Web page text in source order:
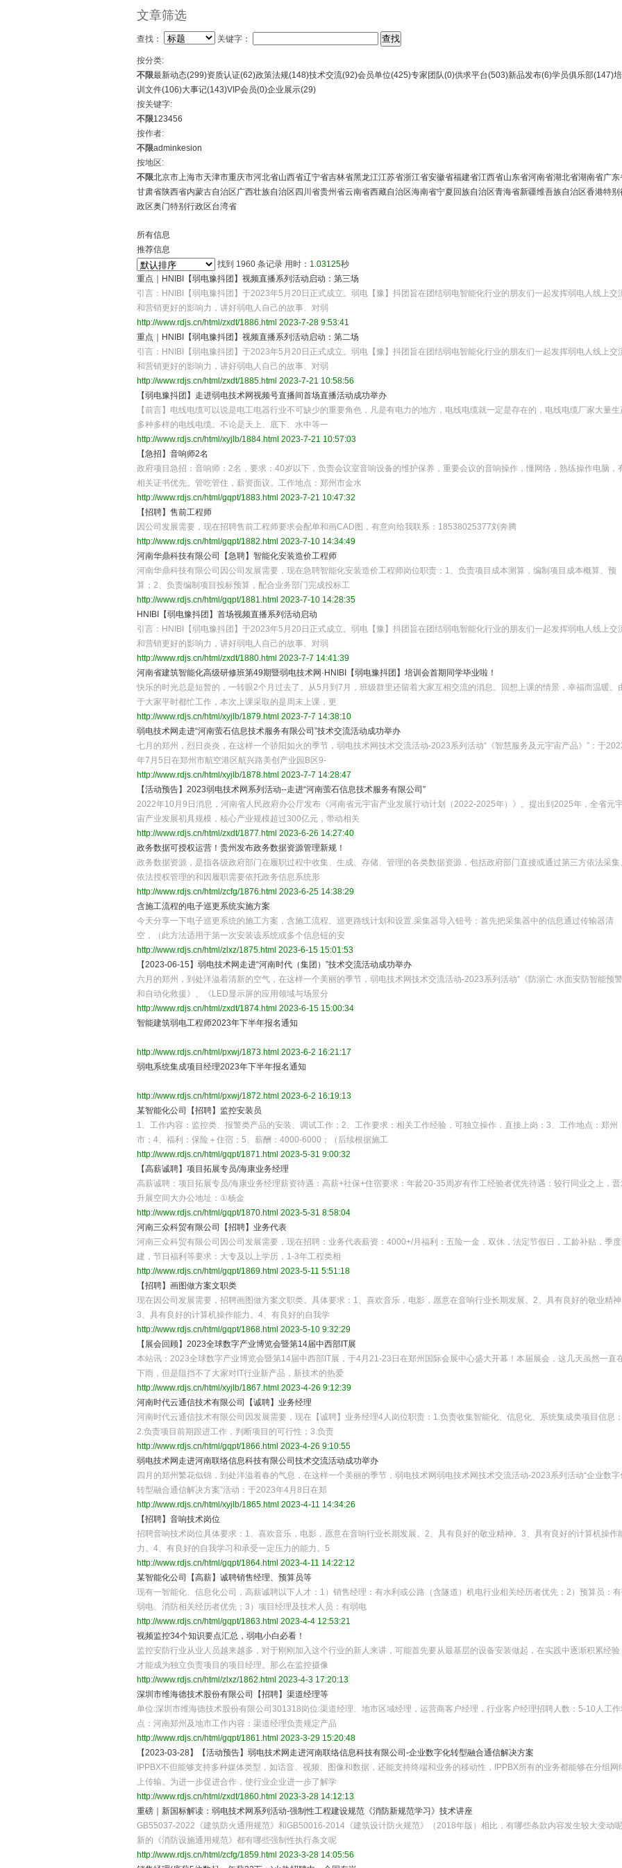
文章筛选
查找： 关键字：
按分类:
不限最新动态(299)资质认证(62)政策法规(148)技术交流(92)会员单位(425)专家团队(0)供求平台(503)新品发布(6)学员俱乐部(147)培
训文件(106)大事记(143)VIP会员(0)企业展示(29)
按关键字:
不限123456
按作者:
不限admin kesion
按地区:
不限北京市上海市天津市重庆市河北省山西省辽宁省吉林省黑龙江江苏省浙江省安徽省福建省江西省山东省河南省湖北省湖南省广东
甘肃省陕西省内蒙古自治区广西壮族自治区 四川省贵州省云南省西藏自治区海南省宁夏回族自治区青海省新疆维吾族自治区香港特别
政区奥门特别行政区台湾省
所有信息
推荐信息
找到 1960 条记录 用时： 1.03125秒
重点｜HNIBI【弱电豫抖团】视频直播系列活动启动：第三场
引言：HNIBI【弱电豫抖团】于2023年5月20日正式成立。弱电【豫】抖团旨在团结弱电智能化行业的朋友们一起发挥弱电人线上交
和营销更好的影响力，讲好弱电人自己的故事、对弱
http://www.rdjs.cn/html/zxdt/1886.html 2023-7-28 9:53:41
重点｜HNIBI【弱电豫抖团】视频直播系列活动启动：第二场
引言：HNIBI【弱电豫抖团】于2023年5月20日正式成立。弱电【豫】抖团旨在团结弱电智能化行业的朋友们一起发挥弱电人线上交
和营销更好的影响力，讲好弱电人自己的故事、对弱
http://www.rdjs.cn/html/zxdt/1885.html 2023-7-21 10:58:56
【弱电豫抖团】走进弱电技术网视频号直播间首场直播活动成功举办
【前言】电线电缆可以说是电工电器行业不可缺少的重要角色，凡是有电力的地方，电线电缆就一定是存在的，电线电缆厂家大量生
多种多样的电线电缆。不论是天上、底下、水中等一
http://www.rdjs.cn/html/xyjlb/1884.html 2023-7-21 10:57:03
【急招】音响师2名
政府项目急招：音响师：2名，要求：40岁以下，负责会议室音响设备的维护保养，重要会议的音响操作，懂网络，熟练操作电脑，
相关证书优先。管吃管住，薪资面议。工作地点：郑州市金水
http://www.rdjs.cn/html/gqpt/1883.html 2023-7-21 10:47:32
【招聘】售前工程师
因公司发展需要，现在招聘售前工程师要求会配单和画CAD图，有意向给我联系：18538025377刘奔腾
http://www.rdjs.cn/html/gqpt/1882.html 2023-7-10 14:34:49
河南华鼎科技有限公司【急聘】智能化安装造价工程师
河南华鼎科技有限公司因公司发展需要，现在急聘智能化安装造价工程师岗位职责：1、负责项目成本测算，编制项目成本概算、预
算；2、负责编制项目投标预算，配合业务部门完成投标工
http://www.rdjs.cn/html/gqpt/1881.html 2023-7-10 14:28:35
HNIBI【弱电豫抖团】首场视频直播系列活动启动
引言：HNIBI【弱电豫抖团】于2023年5月20日正式成立。弱电【豫】抖团旨在团结弱电智能化行业的朋友们一起发挥弱电人线上交
和营销更好的影响力，讲好弱电人自己的故事、对弱
http://www.rdjs.cn/html/zxdt/1880.html 2023-7-7 14:41:39
河南省建筑智能化高级研修班第49期暨弱电技术网·HNIBI【弱电豫抖团】培训会首期同学毕业啦！
快乐的时光总是短暂的，一转眼2个月过去了。从5月到7月，班级群里还留着大家互相交流的消息。回想上课的情景，幸福而温暖。
于大家平时都忙工作，本次上课采取的是周末上课，更
http://www.rdjs.cn/html/xyjlb/1879.html 2023-7-7 14:38:10
弱电技术网走进“河南萤石信息技术服务有限公司”技术交流活动成功举办
七月的郑州，烈日炎炎，在这样一个骄阳如火的季节，弱电技术网技术交流活动-2023系列活动“《智慧服务及元宇宙产品》”：于
年7月5日在郑州市航空港区航兴路美创产业园B区9-
http://www.rdjs.cn/html/xyjlb/1878.html 2023-7-7 14:28:47
【活动预告】2023弱电技术网系列活动--走进“河南萤石信息技术服务有限公司”
2022年10月9日消息，河南省人民政府办公厅发布《河南省元宇宙产业发展行动计划（2022-2025年）》。提出到2025年，全省元
宙产业发展初具规模，核心产业规模超过300亿元，带动相关
http://www.rdjs.cn/html/zxdt/1877.html 2023-6-26 14:27:40
政务数据可授权运营！贵州发布政务数据资源管理新规！
政务数据资源，是指各级政府部门在履职过程中收集、生成、存储、管理的各类数据资源，包括政府部门直接或通过第三方依法采集
依法授权管理的和因履职需要依托政务信息系统形
http://www.rdjs.cn/html/zcfg/1876.html 2023-6-25 14:38:29
含施工流程的电子巡更系统实施方案
今天分享一下电子巡更系统的施工方案，含施工流程。巡更路线计划和设置.采集器导入钮号：首先把采集器中的信息通过传输器清
空，（此方法适用于第一次安装该系统或多个信息钮的安
http://www.rdjs.cn/html/zlxz/1875.html 2023-6-15 15:01:53
【2023-06-15】弱电技术网走进“河南时代（集团）”技术交流活动成功举办
六月的郑州，到处洋溢着清新的空气，在这样一个美丽的季节，弱电技术网技术交流活动-2023系列活动“《防溺亡·水面安防智能预警
和自动化救援》、《LED显示屏的应用领域与场景分
http://www.rdjs.cn/html/zxdt/1874.html 2023-6-15 15:00:34
智能建筑弱电工程师2023年下半年报名通知
http://www.rdjs.cn/html/pxwj/1873.html 2023-6-2 16:21:17
弱电系统集成项目经理2023年下半年报名通知
http://www.rdjs.cn/html/pxwj/1872.html 2023-6-2 16:19:13
某智能化公司【招聘】监控安装员
1、工作内容：监控类、报警类产品的安装、调试工作；2、工作要求：相关工作经验，可独立操作，直接上岗；3、工作地点：郑州
市；4、福利：保险＋住宿；5、薪酬：4000-6000；（后续根据施工
http://www.rdjs.cn/html/gqpt/1871.html 2023-5-31 9:00:32
【高薪诚聘】项目拓展专员/海康业务经理
高薪诚聘：项目拓展专员/海康业务经理薪资待遇：高薪+社保+住宿要求：年龄20-35周岁有作工‬经验者优先待遇：较行同‬业之上，
升‬展空间大办公地址：①杨金
http://www.rdjs.cn/html/gqpt/1870.html 2023-5-31 8:58:04
河南三众科贸有限公司【招聘】业务代表
河南三众科贸有限公司因公司发展需要，现在招聘：业务代表薪资：4000+/月福利：五险一金，双休，法定节假日，工龄补贴，季度
建，节日福利等要求：大专及以上学历，1-3年工程类相
http://www.rdjs.cn/html/gqpt/1869.html 2023-5-11 5:51:18
【招聘】画图做方案文职类
现在因公司发展需要，招聘画图做方案文职类。具体要求：1、喜欢音乐，电影，愿意在音响行业长期发展。2、具有良好的敬业精神
3、具有良好的计算机操作能力。4、有良好的自我学
http://www.rdjs.cn/html/gqpt/1868.html 2023-5-10 9:32:29
【展会回顾】2023全球数字产业博览会暨第14届中西部IT展
本站讯：2023全球数字产业博览会暨第14届中西部IT展，于4月21-23日在郑州国际会展中心盛大开幕！本届展会，这几天虽然一直
下雨，但是阻挡不了大家对IT行业新产品，新技术的热爱
http://www.rdjs.cn/html/xyjlb/1867.html 2023-4-26 9:12:39
河南时代云通信技术有限公司【诚聘】业务经理
河南时代云通信技术有限公司因发展需要，现在【诚聘】业务经理4人岗位职责：1.负责收集智能化、信息化、系统集成类项目信息；
2.负责项目前期跟进工作，判断项目的可行性；3.负责
http://www.rdjs.cn/html/gqpt/1866.html 2023-4-26 9:10:55
弱电技术网走进河南联络信息科技有限公司技术交流活动成功举办
四月的郑州繁花似锦，到处洋溢着春的气息，在这样一个美丽的季节，弱电技术网弱电技术网技术交流活动-2023系列活动“企业数字
转型融合通信解决方案”活动：于2023年4月8日在郑
http://www.rdjs.cn/html/xyjlb/1865.html 2023-4-11 14:34:26
【招聘】音响技术岗位
招聘音响技术岗位具体要求：1、喜欢音乐，电影，愿意在音响行业长期发展。2、具有良好的敬业精神。3、具有良好的计算机操作
力。4、有良好的自我学习和承受一定压力的能力。5
http://www.rdjs.cn/html/gqpt/1864.html 2023-4-11 14:22:12
某智能化公司【高薪】诚聘销售经理、预算员等
现有一智能化、信息化公司，高薪诚聘以下人才：1）销售经理：有水利或公路（含隧道）机电行业相关经历者优先；2）预算员：
弱电、消防相关经历者优先；3）项目经理及技术人员：有弱电
http://www.rdjs.cn/html/gqpt/1863.html 2023-4-4 12:53:21
视频监控34个知识要点汇总，弱电小白必看！
监控安防行业从业人员越来越多，对于刚刚加入这个行业的新人来讲，可能首先要从最基层的设备安装做起，在实践中逐渐积累经验
才能成为独立负责项目的项目经理。那么在监控摄像
http://www.rdjs.cn/html/zlxz/1862.html 2023-4-3 17:20:13
深圳市维海德技术股份有限公司【招聘】渠道经理等
单位:深圳市维海德技术股份有限公司301318岗位:渠道经理、地市区域经理，运营商客户经理，行业客户经理招聘人数：5-10人工
点：河南郑州及地市工作内容：渠道经理负责规定产品
http://www.rdjs.cn/html/gqpt/1861.html 2023-3-29 15:20:48
【2023-03-28】【活动预告】弱电技术网走进河南联络信息科技有限公司-企业数字化转型融合通信解决方案
IPPBX不但能够支持多种媒体类型，如话音、视频、图像和数据，还能支持终端和业务的移动性，IPPBX所有的业务都能够在分组网
上传输。为进一步促进合作，使行业企业进一步了解学
http://www.rdjs.cn/html/zxdt/1860.html 2023-3-28 14:12:13
重磅｜新国标解读：弱电技术网系列活动-强制性工程建设规范《消防新规范学习》技术讲座
GB55037-2022《建筑防火通用规范》和GB50016-2014《建筑设计防火规范》（2018年版）相比，有哪些条款内容发生较大变动
新的《消防设施通用规范》都有哪些强制性执行条文呢
http://www.rdjs.cn/html/zcfg/1859.html 2023-3-28 14:05:56